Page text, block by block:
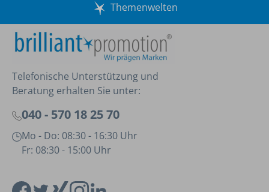
Themenwelten
Telefonische Unterstützung und
Beratung erhalten Sie unter:
040 - 570 18 25 70
Mo - Do: 08:30 - 16:30 Uhr
Fr: 08:30 - 15:00 Uhr